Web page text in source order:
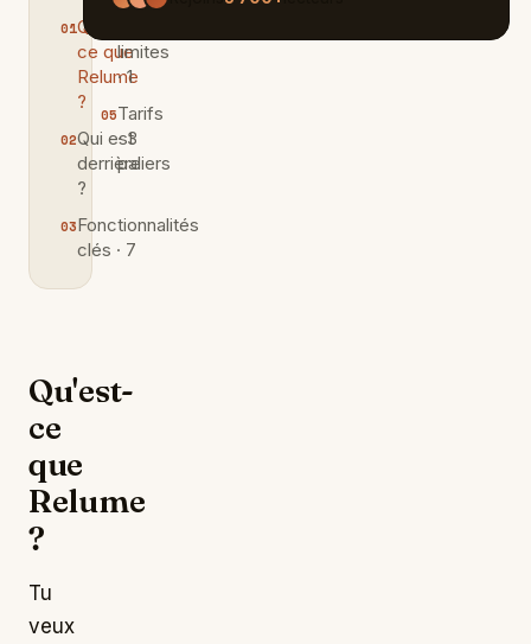
Qu'est-
ce que
Relume
?
Qui est
derrière
?
Fonctionnalités
clés · 7
limites
· 1
Tarifs
· 3
paliers
Qu'est-
ce
que
Relume
?
Tu
veux